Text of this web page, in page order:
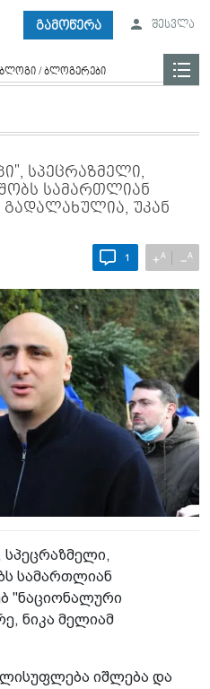
გამოწერა შესვლა
ბლოგი / ბლოგერები
სპეცრაზმელი,
სამართლიან
უკან
1 +A −A
სამართლიან
"ნაციონალური
ნიკა მელიამ
იშლება და